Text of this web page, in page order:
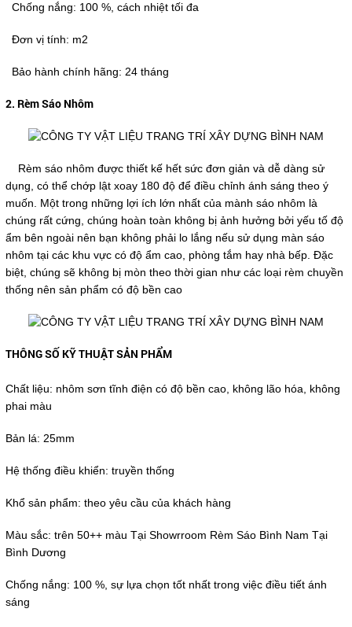
Chống nắng: 100 %, cách nhiệt tối đa
Đơn vị tính: m2
Bảo hành chính hãng: 24 tháng
2. Rèm Sáo Nhôm
Rèm sáo nhôm được thiết kế hết sức đơn giản và dễ dàng sử
dụng, có thể chớp lật xoay 180 độ để điều chỉnh ánh sáng theo ý
muốn. Một trong những lợi ích lớn nhất của mành sáo nhôm là
chúng rất cứng, chúng hoàn toàn không bị ảnh hưởng bởi yếu tố độ
ẩm bên ngoài nên bạn không phải lo lắng nếu sử dụng màn sáo
nhôm tại các khu vực có độ ẩm cao, phòng tắm hay nhà bếp. Đặc
biệt, chúng sẽ không bị mòn theo thời gian như các loại rèm chuyền
thống nên sản phẩm có độ bền cao
THÔNG SỐ KỸ THUẬT SẢN PHẨM
Chất liệu: nhôm sơn tĩnh điện có độ bền cao, không lão hóa, không
phai màu
Bản lá: 25mm
Hệ thống điều khiển: truyền thống
Khổ sản phẩm: theo yêu cầu của khách hàng
Màu sắc: trên 50++ màu Tại Showrroom Rèm Sáo Bình Nam Tại
Bình Dương
Chống nắng: 100 %, sự lựa chọn tốt nhất trong việc điều tiết ánh
sáng